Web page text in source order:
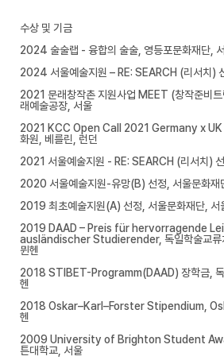
수상 및 기금
2024 술술랩 - 융합의 술술, 영등포문화재단,
2024 서울예술지원 – RE: SEARCH (리서치)
2021 문래창작촌 지원사업 MEET (창작준비
래예술공장, 서울
2021 KCC Open Call 2021 Germany x UK
화원, 베를린, 런던
2021 서울예술지원 - RE: SEARCH (리서치)
2020 서울예술지원-유망(B) 선정, 서울문화재
2019 최초예술지원(A) 선정, 서울문화재단, 서
2019 DAAD – Preis für hervorragende
ausländischer Studierender, 독일학술교류
뮌헨
2018 STIBET-Programm(DAAD) 장학금,
헨
2018 Oskar–Karl–Forster Stipendium,
헨
2009 University of Brighton Student
튼대학교, 서울